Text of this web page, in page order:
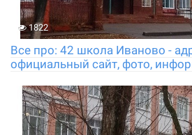
1822
Все про: 42 школа Иваново -
официальный сайт, фото,